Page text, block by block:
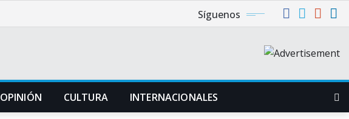
Síguenos
OPINIÓN CULTURA INTERNACIONALES